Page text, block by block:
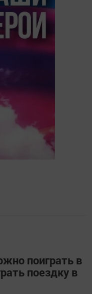
поиграть в
поездку в